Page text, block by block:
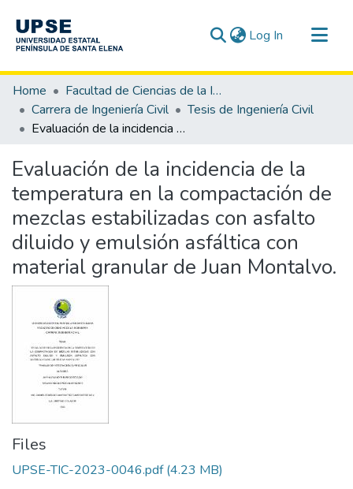
Log In (current)
Communities & Collections
All of DSpace
Statistics
Home
Facultad de Ciencias de la Ingeniería
Carrera de Ingeniería Civil
Tesis de Ingeniería Civil
Evaluación de la incidencia de la temperatura en la compactación de mezclas estabilizadas con asfalto diluido y emulsión asfáltica con material granular de Juan Montalvo.
Evaluación de la incidencia de la
temperatura en la compactación de
mezclas estabilizadas con asfalto
diluido y emulsión asfáltica con
material granular de Juan Montalvo.
Files
UPSE-TIC-2023-0046.pdf(4.23 MB)